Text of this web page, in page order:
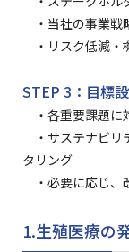
・当社の事業戦
・リスク低減・
STEP 3：目標
・各重要課題に
・サステナビリ
タリング
・必要に応じ、
1.生殖医療の